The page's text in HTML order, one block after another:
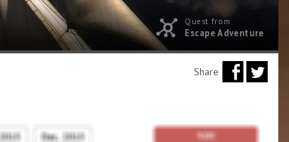
Quest from
Escape Adventure
Share